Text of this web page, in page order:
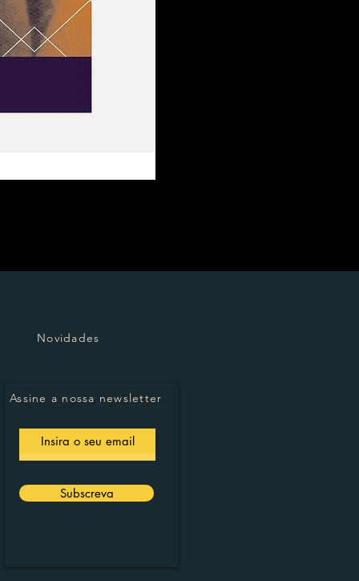
Novidades
Assine a nossa newsletter
Subscreva